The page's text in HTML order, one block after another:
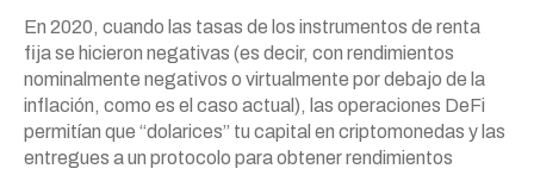
En 2020, cuando las tasas de los instrumentos de renta
fija se hicieron negativas (es decir, con rendimientos
nominalmente negativos o virtualmente por debajo de la
inflación, como es el caso actual), las operaciones DeFi
permitían que “dolarices” tu capital en criptomonedas y las
entregues a un protocolo para obtener rendimientos